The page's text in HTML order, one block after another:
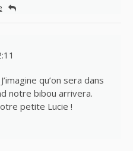
qu’on sera dans
notre bibou arrivera.
petite Lucie !